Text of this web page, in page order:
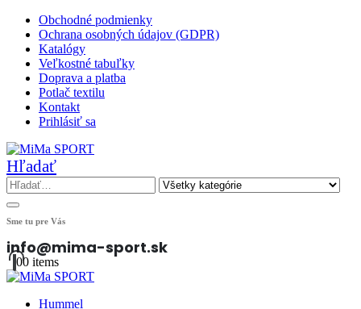
Obchodné podmienky
Ochrana osobných údajov (GDPR)
Katalógy
Veľkostné tabuľky
Doprava a platba
Potlač textilu
Kontakt
Prihlásiť sa
Hľadať
Sme tu pre Vás
info@mima-sport.sk
00 items
Hummel